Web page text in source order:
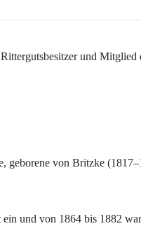
und Mitglied
geborene von Britzke
und von 1864 bis 1882